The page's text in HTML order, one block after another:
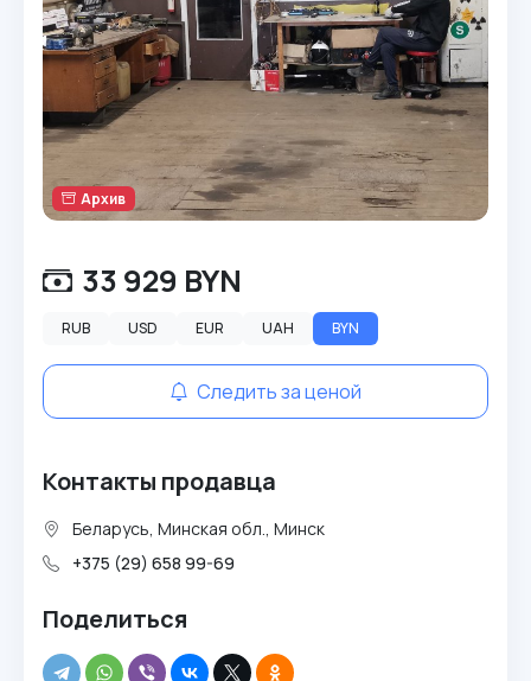
Архив
33 929 BYN
RUB USD EUR UAH BYN
Следить за ценой
Контакты продавца
Беларусь, Минская обл., Минск
+375 (29) 658 99-69
Поделиться